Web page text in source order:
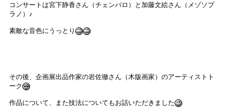
コンサートは宮下静香さん（チェンバロ）と加藤文絵さん（メゾソプ
ラノ）♪
素敵な音色にうっとり
その後、企画展出品作家の岩佐徹さん（木版画家）のアーティストト
ーク
作品について、また技法についてもお話いただきました